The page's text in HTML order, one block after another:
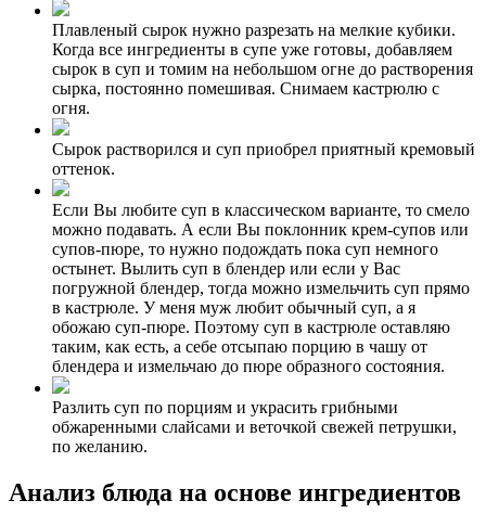
Плавленый сырок нужно разрезать на мелкие кубики.
Когда все ингредиенты в супе уже готовы, добавляем
сырок в суп и томим на небольшом огне до растворения
сырка, постоянно помешивая. Снимаем кастрюлю с
огня.
Сырок растворился и суп приобрел приятный кремовый
оттенок.
Если Вы любите суп в классическом варианте, то смело
можно подавать. А если Вы поклонник крем-супов или
супов-пюре, то нужно подождать пока суп немного
остынет. Вылить суп в блендер или если у Вас
погружной блендер, тогда можно измельчить суп прямо
в кастрюле. У меня муж любит обычный суп, а я
обожаю суп-пюре. Поэтому суп в кастрюле оставляю
таким, как есть, а себе отсыпаю порцию в чашу от
блендера и измельчаю до пюре образного состояния.
Разлить суп по порциям и украсить грибными
обжаренными слайсами и веточкой свежей петрушки,
по желанию.
Анализ блюда на основе ингредиентов